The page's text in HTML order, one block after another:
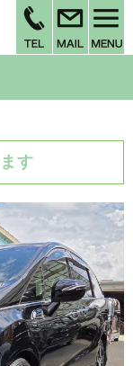
す